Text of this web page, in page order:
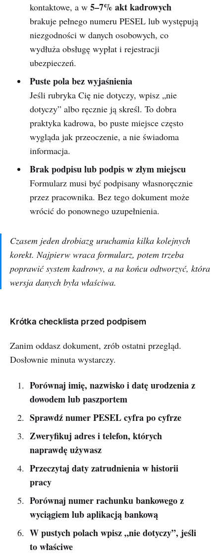
kontaktowe, a w 5–7% akt kadrowych
brakuje pełnego numeru PESEL lub występują
niezgodności w danych osobowych, co
wydłuża obsługę wypłat i rejestracji
ubezpieczeń.
Puste pola bez wyjaśnienia
Jeśli rubryka Cię nie dotyczy, wpisz „nie
dotyczy” albo ręcznie ją skreśl. To dobra
praktyka kadrowa, bo puste miejsce często
wygląda jak przeoczenie, a nie świadoma
informacja.
Brak podpisu lub podpis w złym miejscu
Formularz musi być podpisany własnoręcznie
przez pracownika. Bez tego dokument może
wrócić do ponownego uzupełnienia.
Czasem jeden drobiazg uruchamia kilka kolejnych
korekt. Najpierw wraca formularz, potem trzeba
poprawić system kadrowy, a na końcu odtworzyć, która
wersja danych była właściwa.
Krótka checklista przed podpisem
Zanim oddasz dokument, zrób ostatni przegląd.
Dosłownie minuta wystarczy.
Porównaj imię, nazwisko i datę urodzenia z
dowodem lub paszportem
Sprawdź numer PESEL cyfra po cyfrze
Zweryfikuj adres i telefon, których
naprawdę używasz
Przeczytaj daty zatrudnienia w historii
pracy
Porównaj numer rachunku bankowego z
wyciągiem lub aplikacją bankową
W pustych polach wpisz „nie dotyczy”, jeśli
to właściwe